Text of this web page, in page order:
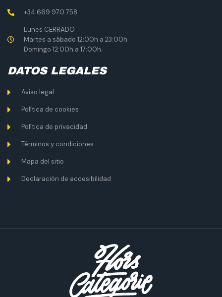
+34 669 970 758
Lunes CERRADO
Martes a sábado 12:00h a 23:00h.
Domingo 12:00h a 17:00h.
DATOS LEGALES
Aviso legal
Política de cookies
Política de privacidad
Términos y condiciones
Mapa del sitio
Declaración de accesibilidad